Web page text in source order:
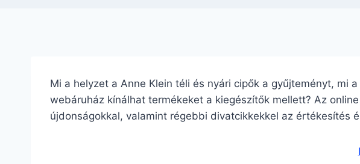
Mi a helyzet a Anne Klein téli és nyári cipők a gyűjteményt, mi
webáruház kínálhat termékeket a kiegészítők mellett? Az
újdonságokkal, valamint régebbi divatcikkekkel az értékesítés